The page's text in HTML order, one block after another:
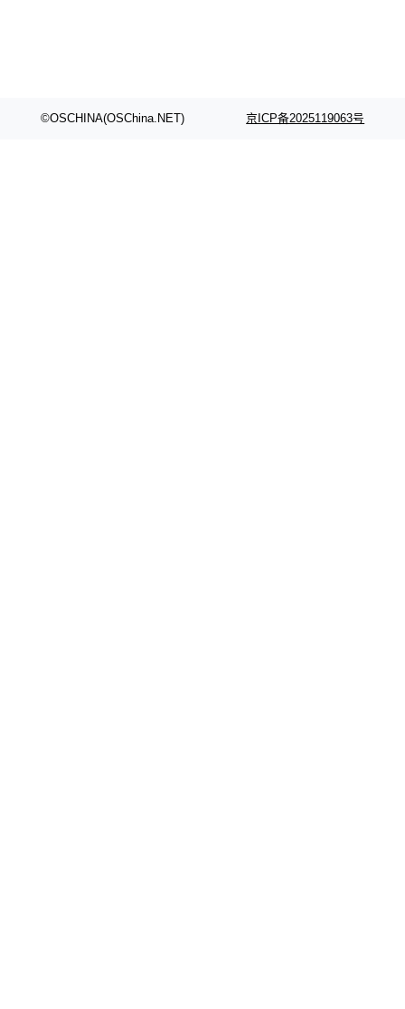
©OSCHINA(OSChina.NET) 京ICP备2025119063号